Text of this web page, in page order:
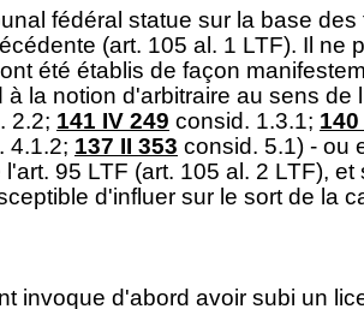
fédéral statue sur la base
(art. 105 al. 1 LTF). Il ne
été établis de façon
à la notion d'arbitraire au sens de
2.2; 141 IV 249 consid. 1.3.1; 140
4.1.2; 137 II 353 consid. 5.1) - ou
l'art. 95 LTF (art. 105 al. 2 LTF), et
d'influer sur le sort de la
invoque d'abord avoir subi un